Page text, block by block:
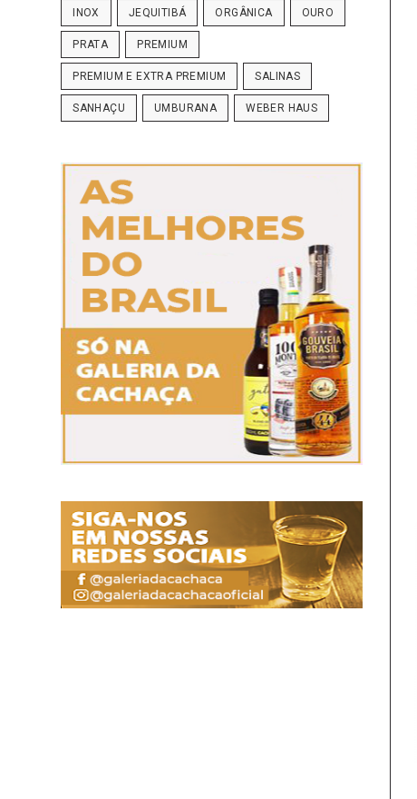
INOX JEQUITIBÁ ORGÂNICA OURO
PRATA PREMIUM
PREMIUM E EXTRA PREMIUM SALINAS
SANHAÇU UMBURANA WEBER HAUS